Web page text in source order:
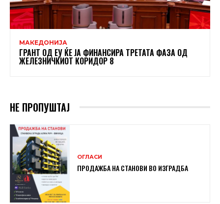
МАКЕДОНИЈА
ГРАНТ ОД ЕУ ЌЕ ЈА ФИНАНСИРА ТРЕТАТА ФАЗА ОД
ЖЕЛЕЗНИЧКИОТ КОРИДОР 8
НЕ ПРОПУШТАЈ
ОГЛАСИ
ПРОДАЖБА НА СТАНОВИ ВО ИЗГРАДБА